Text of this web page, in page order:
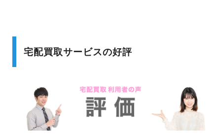
宅配買取サービスの好評